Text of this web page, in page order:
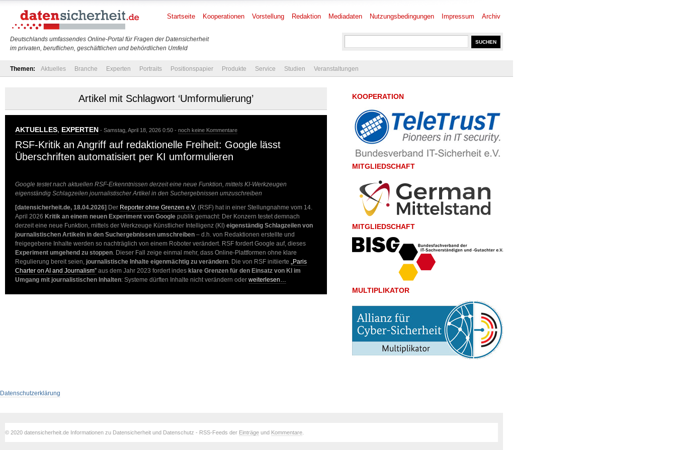
Deutschlands umfassendes Online-Portal für Fragen der Datensicherheit
im privaten, beruflichen, geschäftlichen und behördlichen Umfeld
Startseite Kooperationen Vorstellung Redaktion Mediadaten Nutzungsbedingungen Impressum Archiv
Themen: Aktuelles Branche Experten Portraits Positionspapier Produkte Service Studien Veranstaltungen
Artikel mit Schlagwort ‘Umformulierung’
AKTUELLES, EXPERTEN - Samstag, April 18, 2026 0:50 - noch keine Kommentare
RSF-Kritik an Angriff auf redaktionelle Freiheit: Google lässt
Überschriften automatisiert per KI umformulieren
Google testet nach aktuellen RSF-Erkenntnissen derzeit eine neue Funktion, mittels KI-Werkzeugen
eigenständig Schlagzeilen journalistischer Artikel in den Suchergebnissen umzuschreiben
[datensicherheit.de, 18.04.2026] Der Reporter ohne Grenzen e.V. (RSF) hat in einer Stellungnahme vom 14.
April 2026 Kritik an einem neuen Experiment von Google publik gemacht: Der Konzern testet demnach
derzeit eine neue Funktion, mittels der Werkzeuge Künstlicher Intelligenz (KI) eigenständig Schlagzeilen von
journalistischen Artikeln in den Suchergebnissen umschreiben – d.h. von Redaktionen erstellte und
freigegebene Inhalte werden so nachträglich von einem Roboter verändert. RSF fordert Google auf, dieses
Experiment umgehend zu stoppen. Dieser Fall zeige einmal mehr, dass Online-Plattformen ohne klare
Regulierung bereit seien, journalistische Inhalte eigenmächtig zu verändern. Die von RSF initiierte „Paris
Charter on AI and Journalism” aus dem Jahr 2023 fordert indes klare Grenzen für den Einsatz von KI im
Umgang mit journalistischen Inhalten: Systeme dürften Inhalte nicht verändern oder weiterlesen…
KOOPERATION
MITGLIEDSCHAFT
MITGLIEDSCHAFT
MULTIPLIKATOR
Datenschutzerklärung
© 2020 datensicherheit.de Informationen zu Datensicherheit und Datenschutz - RSS-Feeds der Einträge und Kommentare